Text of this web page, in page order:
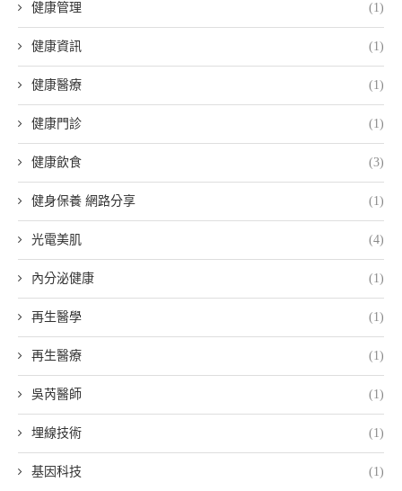
健康管理 (1)
健康資訊 (1)
健康醫療 (1)
健康門診 (1)
健康飲食 (3)
健身保養 網路分享 (1)
光電美肌 (4)
內分泌健康 (1)
再生醫學 (1)
再生醫療 (1)
吳芮醫師 (1)
埋線技術 (1)
基因科技 (1)